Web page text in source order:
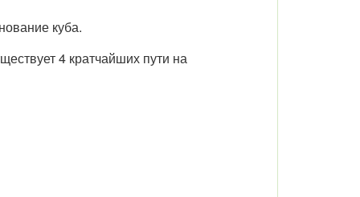
куба.
4 кратчайших пути на